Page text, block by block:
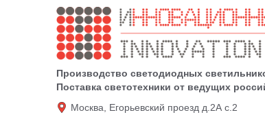
Производство светодиодных
Поставка светотехники от ведущих
Москва, Егорьевский проезд д.2А с.2